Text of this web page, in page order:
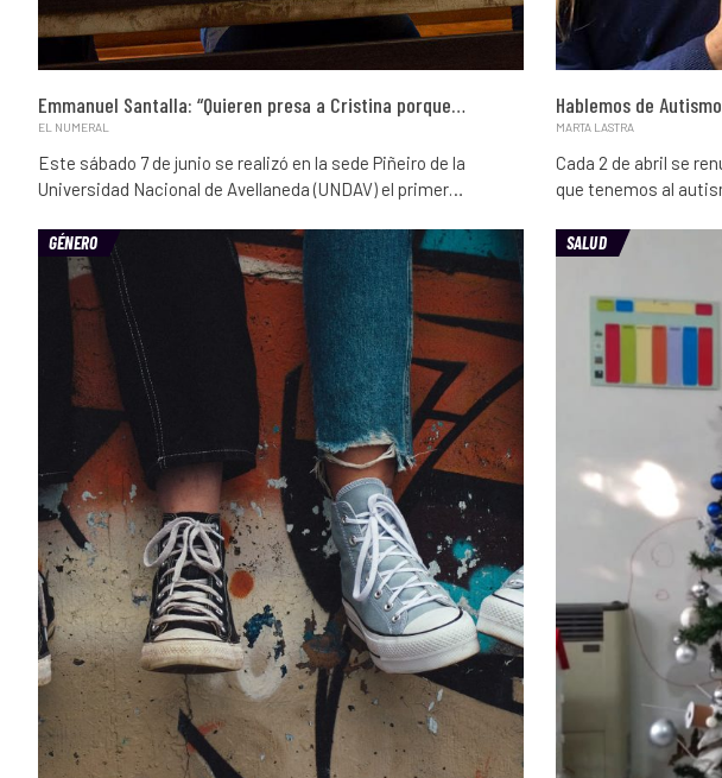
Emmanuel Santalla: “Quieren presa a Cristina porque…
EL NUMERAL
Este sábado 7 de junio se realizó en la sede Piñeiro de la
Universidad Nacional de Avellaneda (UNDAV) el primer…
Hablemos de Autismo
MARTA LASTRA
Cada 2 de abril se
que tenemos al
GÉNERO SALUD